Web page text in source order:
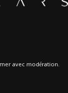
avec modération.